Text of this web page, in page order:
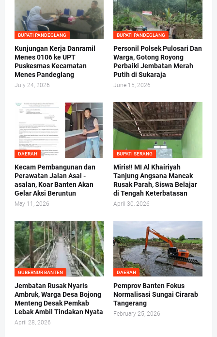
BUPATI PANDEGLANG
Kunjungan Kerja Danramil
Menes 0106 ke UPT
Puskesmas Kecamatan
Menes Pandeglang
July 24, 2026
BUPATI PANDEGLANG
Personil Polsek Pulosari Dan
Warga, Gotong Royong
Perbaiki Jembatan Merah
Putih di Sukaraja
June 15, 2026
DAERAH
Kecam Pembangunan dan
Perawatan Jalan Asal -
asalan, Koar Banten Akan
Gelar Aksi Beruntun
May 11, 2026
BUPATI SERANG
Miris!! MI Al Khairiyah
Tanjung Angsana Mancak
Rusak Parah, Siswa Belajar
di Tengah Keterbatasan
April 30, 2026
GUBERNUR BANTEN
Jembatan Rusak Nyaris
Ambruk, Warga Desa Bojong
Menteng Desak Pemkab
Lebak Ambil Tindakan Nyata
April 28, 2026
DAERAH
Pemprov Banten Fokus
Normalisasi Sungai Cirarab
Tangerang
February 25, 2026